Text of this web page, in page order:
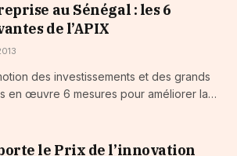
au Sénégal : les 6
de l’APIX
des investissements et des grands
en œuvre 6 mesures pour améliorer la…
le Prix de l’innovation